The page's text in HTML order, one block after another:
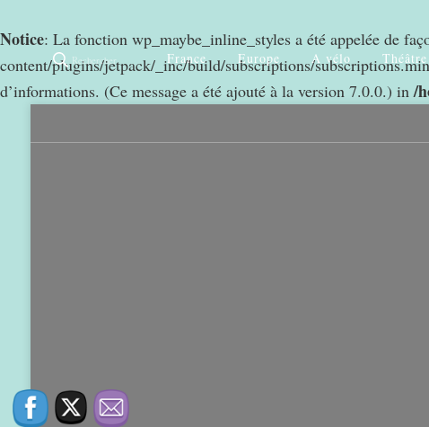
Notice: La fonction wp_maybe_inline_styles a été appelée de
content/plugins/jetpack/_inc/build/subscriptions/
d’informations. (Ce message a été ajouté à la version 7.0.0.) in/
Rechercher France Europe A vélo Théâtre